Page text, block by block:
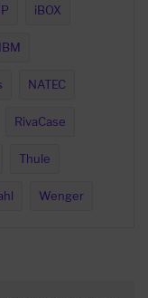
iBOX
NATEC
RivaCase
Thule
Wenger